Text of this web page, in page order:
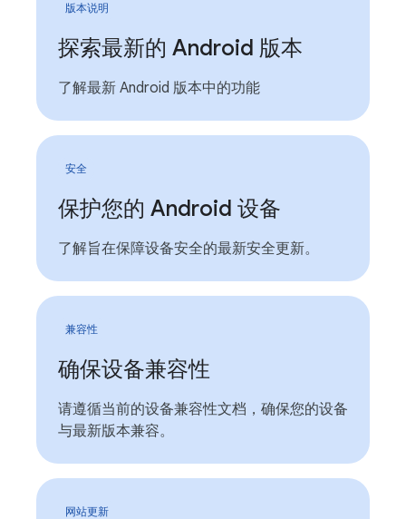
版本说明
探索最新的 Android 版本
了解最新 Android 版本中的功能
安全
保护您的 Android 设备
了解旨在保障设备安全的最新安全更新。
兼容性
确保设备兼容性
请遵循当前的设备兼容性文档，确保您的设备
与最新版本兼容。
网站更新